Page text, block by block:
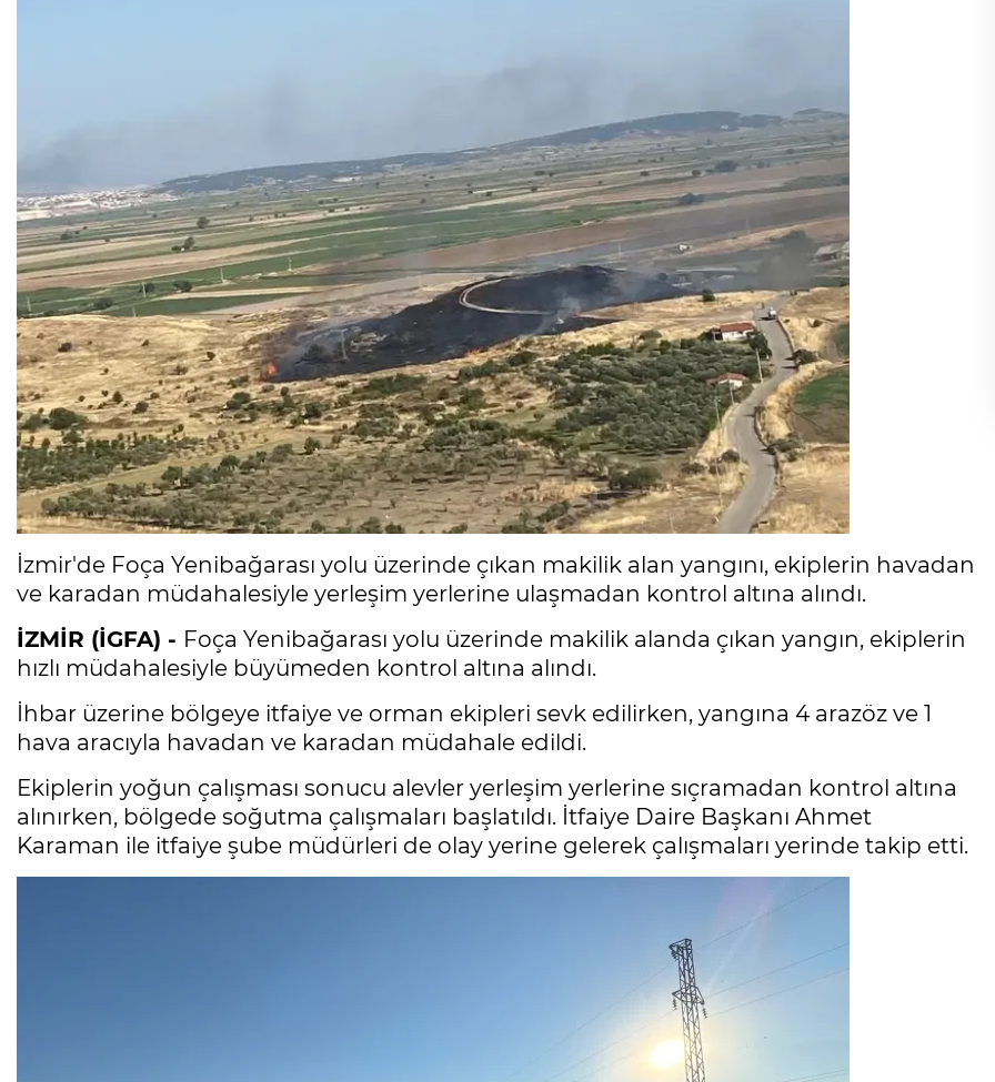
İzmir'de Foça Yenibağarası yolu üzerinde çıkan makilik alan yangını, ekiplerin havadan
ve karadan müdahalesiyle yerleşim yerlerine ulaşmadan kontrol altına alındı.
İZMİR (İGFA) - Foça Yenibağarası yolu üzerinde makilik alanda çıkan yangın, ekiplerin
hızlı müdahalesiyle büyümeden kontrol altına alındı.
İhbar üzerine bölgeye itfaiye ve orman ekipleri sevk edilirken, yangına 4 arazöz ve 1
hava aracıyla havadan ve karadan müdahale edildi.
Ekiplerin yoğun çalışması sonucu alevler yerleşim yerlerine sıçramadan kontrol altına
alınırken, bölgede soğutma çalışmaları başlatıldı. İtfaiye Daire Başkanı Ahmet
Karaman ile itfaiye şube müdürleri de olay yerine gelerek çalışmaları yerinde takip etti.